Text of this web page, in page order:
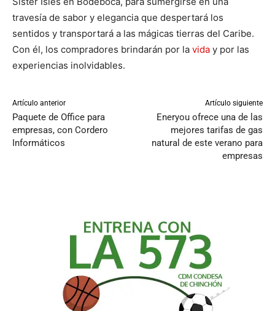
travesía de sabor y elegancia que despertará los
sentidos y transportará a las mágicas tierras del Caribe.
Con él, los compradores brindarán por la vida y por las
experiencias inolvidables.
Artículo anterior
Paquete de Office para
empresas, con Cordero
Informáticos
Artículo siguiente
Eneryou ofrece una de las
mejores tarifas de gas
natural de este verano para
empresas